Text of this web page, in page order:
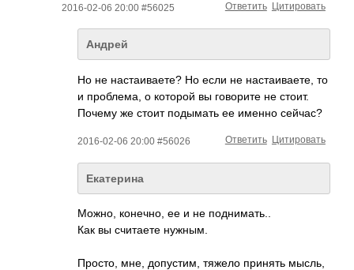
2016-02-06 20:00 #56025 Цитировать
Ответить
Андрей
Но не настаиваете? Но если не настаиваете, то
и проблема, о которой вы говорите не стоит.
Почему же стоит подымать ее именно сейчас?
2016-02-06 20:00 #56026 Цитировать
Ответить
Екатерина
Можно, конечно, ее и не поднимать..
Как вы считаете нужным.
Просто, мне, допустим, тяжело принять мысль,